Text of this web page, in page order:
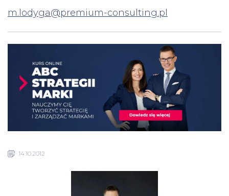
m.lodyga@premium-consulting.pl
14.10.2012